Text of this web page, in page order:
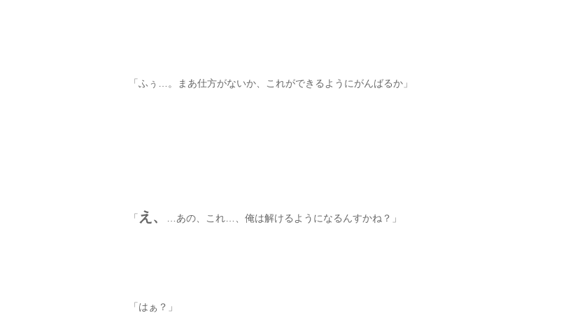
「ふぅ…。まあ仕方がないか、これができるようにがんばるか」
「 え、 …あの、これ…、俺は解けるようになるんすかね？」
「はぁ？」